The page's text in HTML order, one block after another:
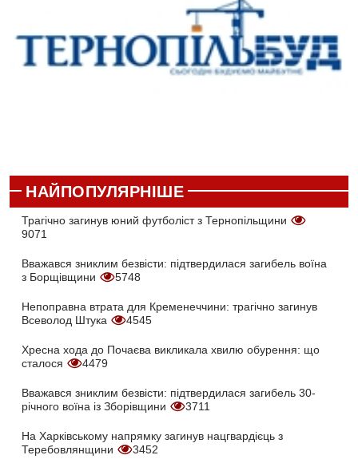
НАЙПОПУЛЯРНІШЕ
Трагічно загинув юний футболіст з Тернопільщини
9071
Вважався зниклим безвісти: підтвердилася загибель воїна
з Борщівщини
5748
Непоправна втрата для Кременеччини: трагічно загинув
Всеволод Штука
4545
Хресна хода до Почаєва викликала хвилю обурення: що
сталося
4479
Вважався зниклим безвісти: підтвердилася загибель 30-
річного воїна із Зборівщини
3711
На Харківському напрямку загинув нацгвардієць з
Теребовлянщини
3452